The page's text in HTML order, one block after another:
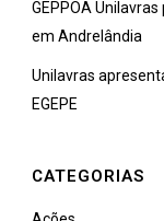
GEPPOA
em Andrelândia
Unilavras
EGEPE
CATEGORIAS